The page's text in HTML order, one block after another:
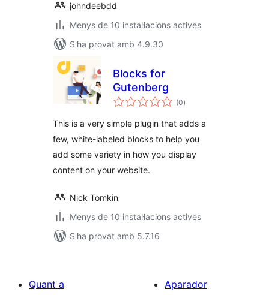
johndeebdd
Menys de 10 instal·lacions actives
S'ha provat amb 4.9.30
Blocks for
Gutenberg
(0puntuacions
totals
)
This is a very simple plugin that adds a
few, white-labeled blocks to help you
add some variety in how you display
content on your website.
Nick Tomkin
Menys de 10 instal·lacions actives
S'ha provat amb 5.7.16
Quant a
Aparador